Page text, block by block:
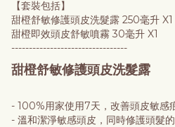
【套裝包括】
甜橙舒敏修護頭皮洗髮露 250毫升 X1
甜橙即效頭皮舒敏噴霧 30毫升 X1
---------------------------------
甜橙舒敏修護頭皮洗髮露
- 100%用家使用7天，改善頭皮敏感
- 溫和潔淨敏感頭皮，同時修護頭髮